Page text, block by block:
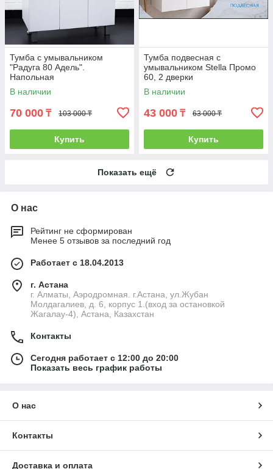
Тумба с умывальником
"Радуга 80 Адель".
Напольная
В наличии
70 000 ₸ 103 000 ₸
Купить
Тумба подвесная с
умывальником Stella Промо
60, 2 дверки
В наличии
43 000 ₸ 63 000 ₸
Купить
Показать ещё
О нас
Рейтинг не сформирован
Менее 5 отзывов за последний год
Работает с 18.04.2013
г. Астана
г. Алматы, Аэродромная. г.Астана, ул.Жубан
Молдагалиев, д. 6, корпус 1.(вход за остановкой
Жагалау-4), Астана, Казахстан
Контакты
Сегодня работает с 12:00 до 20:00
Показать весь график работы
О нас
Контакты
Доставка и оплата